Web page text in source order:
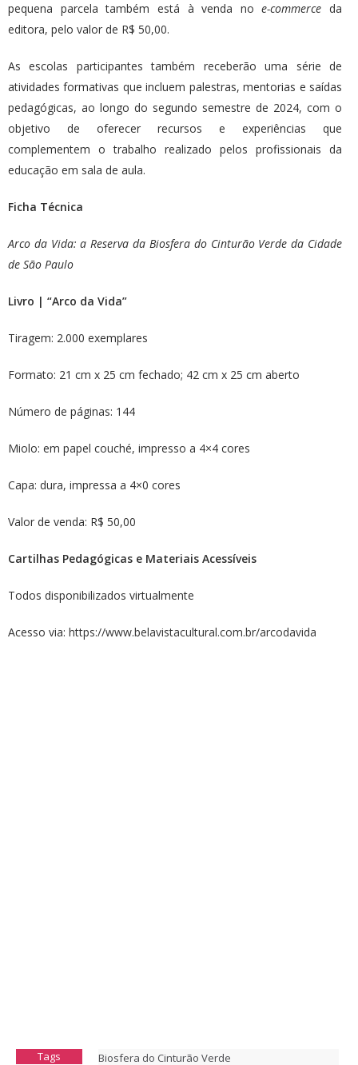
pequena parcela também está à venda no e-commerce da
editora, pelo valor de R$ 50,00.
As escolas participantes também receberão uma série de
atividades formativas que incluem palestras, mentorias e saídas
pedagógicas, ao longo do segundo semestre de 2024, com o
objetivo de oferecer recursos e experiências que
complementem o trabalho realizado pelos profissionais da
educação em sala de aula.
Ficha Técnica
Arco da Vida: a Reserva da Biosfera do Cinturão Verde da Cidade
de São Paulo
Livro | “Arco da Vida”
Tiragem: 2.000 exemplares
Formato: 21 cm x 25 cm fechado; 42 cm x 25 cm aberto
Número de páginas: 144
Miolo: em papel couché, impresso a 4×4 cores
Capa: dura, impressa a 4×0 cores
Valor de venda: R$ 50,00
Cartilhas Pedagógicas e Materiais Acessíveis
Todos disponibilizados virtualmente
Acesso via: https://www.belavistacultural.com.br/arcodavida
Tags Biosfera do Cinturão Verde